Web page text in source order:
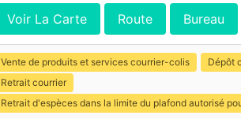
Voir La Carte Route Bureau
Vente de produits et services courrier-colis
Dépôt
Retrait courrier
Retrait d'espèces dans la limite du plafond autorisé